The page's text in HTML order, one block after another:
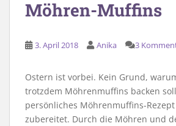
Möhren-Muffins
3. April 2018 Anika 3
Ostern ist vorbei. Kein Grund,
trotzdem Möhrenmuffins backen
persönliches Möhrenmuffins-
zubereitet. Durch die Möhren und